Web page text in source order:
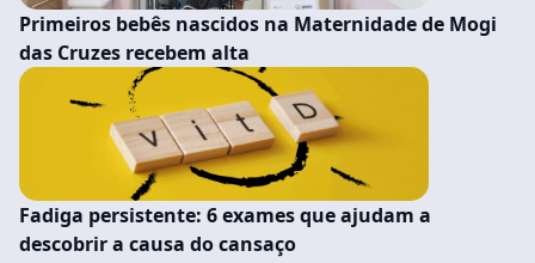
Primeiros bebês nascidos na Maternidade de Mogi
das Cruzes recebem alta
Fadiga persistente: 6 exames que ajudam a
descobrir a causa do cansaço